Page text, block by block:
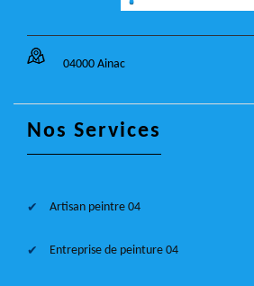
04000 Ainac
Nos Services
Artisan peintre 04
Entreprise de peinture 04